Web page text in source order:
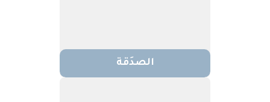
الصدَقة